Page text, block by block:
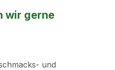
wir gerne
und